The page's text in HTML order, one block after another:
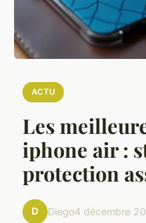
ACTU
Les
iphone air :
protection
D Diego4 décembre